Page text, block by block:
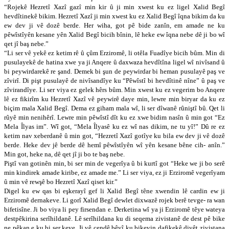
“Rojekê Hezretî Xazî gazî min kir û ji min xwest ku ez ligel Xalid Begî
hevdîtinekê bikim. Hezretî Xazî ji min xwest ku ez Xalid Begî îqna bikim da ku
ew dev ji vê dozê berde. Her wiha, got pê bide zanîn, em amade ne ku
pêwîstîyên kesane yên Xalid Begî bicih bînin, lê heke ew îqna nebe dê ji bo wî
qet jî baş nebe.”
“Li ser vê yekê ez ketim rê û çûm Erziromê, li otêla Fuadîye bicih bûm. Min di
pusulayekê de hatina xwe ya ji Anqere û daxwaza hevdîtîna ligel wî nivîsand û
bi peywirdarekê re şand. Demek bi şun de peywirdar bi heman pusulayê paş ve
zîvirî. Di pişt pusulayê de nivîsandîye ku “Pêwîstî bi hevdîtinê nîne” û paş ve
zîvirandîye. Li ser viya ez gelek hêrs bûm. Min xwest ku ez vegerim bo Anqere
lê ez fikirîm ku Hezretî Xazî vê peywirê daye min, lewre min biryar da ku ez
biçim mala Xalid Begî. Dema ez giham mala wî, li ser dîwanê rûniştî bû. Qet li
rûyê min nenihêrî. Lewre min pêwîstî dît ku ez xwe bidim nasîn û min got “Ez
Mela Îlyas im”. Wî got, “Mela Îlyasê ku ez wî nas dikim, ne tu yî!” Dû re ez
ketim nav xeberdanê û min got, “Hezretî Xazî gotîye ku bila ew dev ji vê dozê
berde. Heke dev jê berde dê hemî pêwîstîyên wî yên kesane bêne cih- anîn.”
Min got, heke na, dê qet jî ji bo te baş nebe.
Piştî van gotinên min, bi ser min de vegerîya û bi kurtî got “Heke we ji bo serê
min kindirek amade kiribe, ez amade me.” Li ser viya, ez ji Erziromê vegerîyam
û min vê rewşê bo Hezretî Xazî qiset kir.”
Digel ku ew qas bi eşkerayî gef li Xalid Begî têne xwendin lê cardin ew ji
Erziromê dernakeve. Li gorî Xalid Begî dewlet dixwazê rojek berê tevge- ra wan
bifetisîne. Ji bo viya li pey firsendan e. Derketina wî ya ji Erziromê têye wateya
destpêkirina serîhildanê. Lê serîhildana ku di seqema zivistanê de dest pê bike